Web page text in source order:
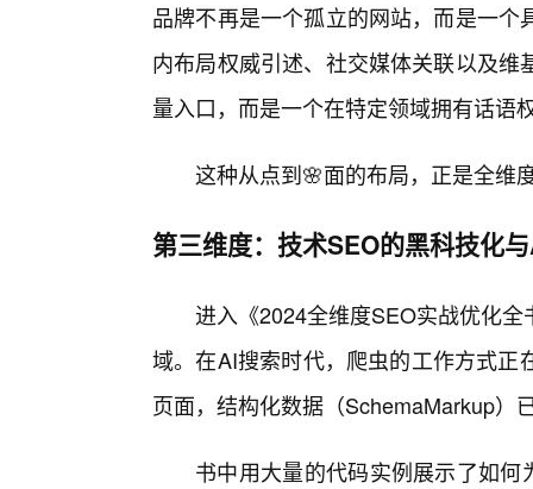
品牌不再是一个孤立的网站，而是一
内布局权威引述、社交媒体关联以及
量入口，而是一个在特定领域拥有话语
这种从点到🌸面的布局，正是全维
第三维度：技术SEO的黑科技化
进入《2024全维度SEO实战优化
域。在AI搜索时代，爬虫的工作方式
页面，结构化数据（SchemaMarkup）
书中用大量的代码实例展示了如